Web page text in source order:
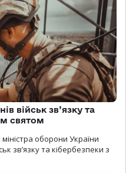
військ зв’язку та
святом
оборони України
зв’язку та кібербезпеки з